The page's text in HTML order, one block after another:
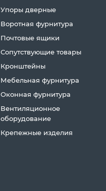
Упоры дверные
Воротная фурнитура
Почтовые ящики
Сопутствующие товары
Кронштейны
Мебельная фурнитура
Оконная фурнитура
Вентиляционное
оборудование
Крепежные изделия